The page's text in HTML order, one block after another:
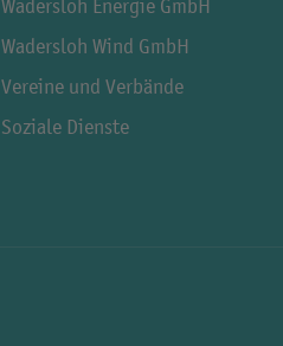
Wadersloh Energie GmbH
Wadersloh Wind GmbH
Vereine und Verbände
Soziale Dienste